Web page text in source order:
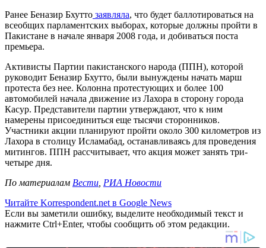
Ранее Беназир Бхутто заявляла, что будет баллотироваться на
всеобщих парламентских выборах, которые должны пройти в
Пакистане в начале января 2008 года, и добиваться поста
премьера.
Активисты Партии пакистанского народа (ППН), которой
руководит Беназир Бхутто, были вынуждены начать марш
протеста без нее. Колонна протестующих и более 100
автомобилей начала движение из Лахора в сторону города
Касур. Представители партии утверждают, что к ним
намерены присоединиться еще тысячи сторонников.
Участники акции планируют пройти около 300 километров из
Лахора в столицу Исламабад, останавливаясь для проведения
митингов. ППН рассчитывает, что акция может занять три-
четыре дня.
По материалам Вести РИА Новости
Читайте Korrespondent.net в Google News
Если вы заметили ошибку, выделите необходимый текст и
нажмите Ctrl+Enter, чтобы сообщить об этом редакции.